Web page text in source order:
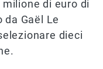
di euro di
Gaël Le
dieci